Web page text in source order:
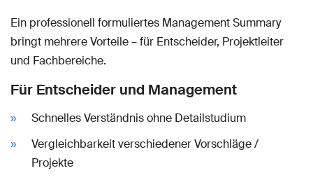
Ein professionell formuliertes Management Summary
bringt mehrere Vorteile – für Entscheider, Projektleiter
und Fachbereiche.
Für Entscheider und Management
Schnelles Verständnis ohne Detailstudium
Vergleichbarkeit verschiedener Vorschläge /
Projekte